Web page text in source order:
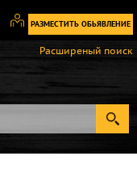
РАЗМЕСТИТЬ ОБЬЯВЛЕНИЕ
Вход
Регистрация
Расширеный поиск